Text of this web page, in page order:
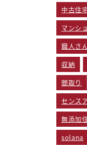
中古住
マンシ
職人さ
収納
間取り
センス
無添加
solana